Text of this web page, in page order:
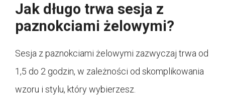
Jak długo trwa sesja z
paznokciami żelowymi?
Sesja z paznokciami żelowymi zazwyczaj trwa od
1,5 do 2 godzin, w zależności od skomplikowania
wzoru i stylu, który wybierzesz.